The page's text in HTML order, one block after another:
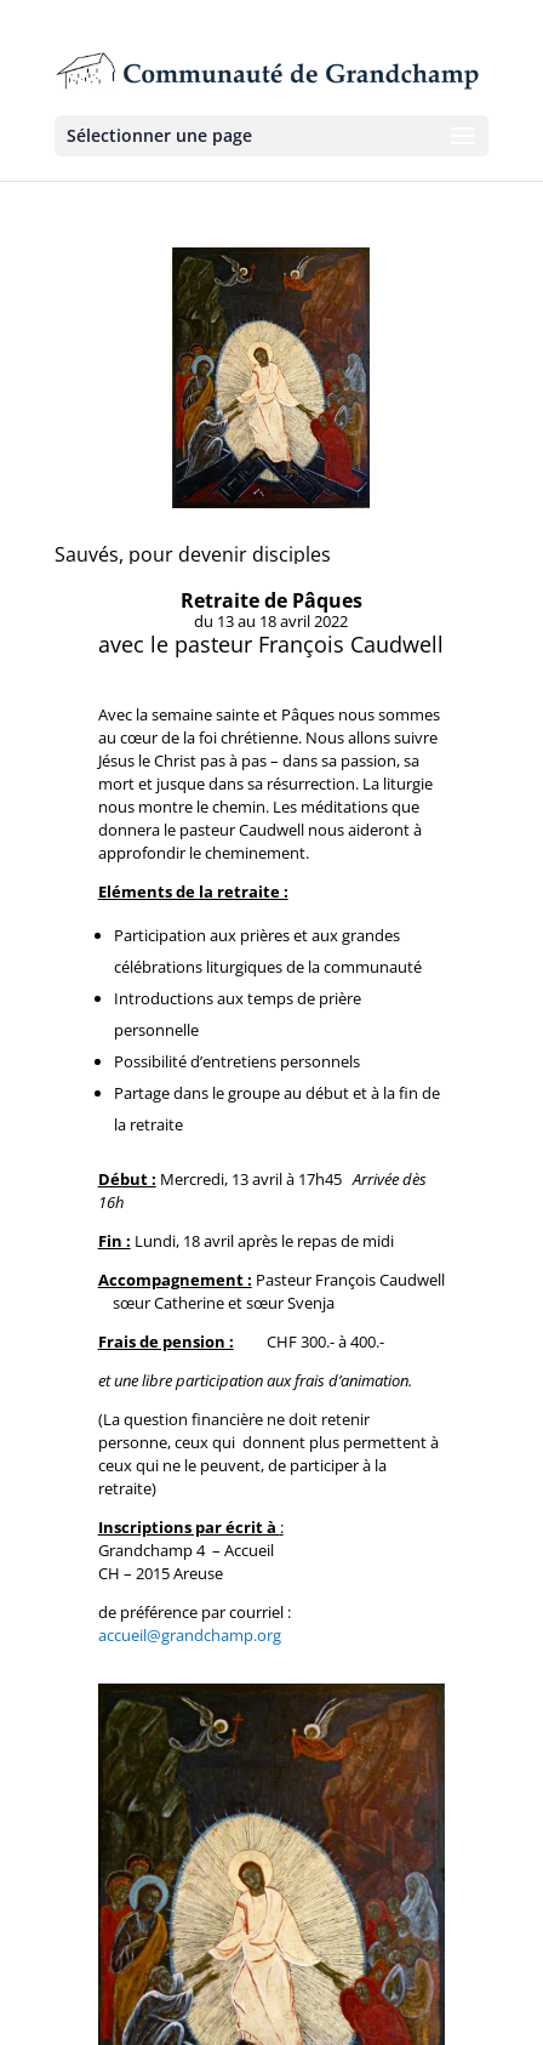
Sélectionner une page
Sauvés, pour devenir disciples
Retraite de Pâques
du 13 au 18 avril 2022
avec le pasteur François Caudwell
Avec la semaine sainte et Pâques nous sommes
au cœur de la foi chrétienne. Nous allons suivre
Jésus le Christ pas à pas – dans sa passion, sa
mort et jusque dans sa résurrection. La liturgie
nous montre le chemin. Les méditations que
donnera le pasteur Caudwell nous aideront à
approfondir le cheminement.
Eléments de la retraite :
Participation aux prières et aux grandes
célébrations liturgiques de la communauté
Introductions aux temps de prière
personnelle
Possibilité d’entretiens personnels
Partage dans le groupe au début et à la fin de
la retraite
Début : Mercredi, 13 avril à 17h45Arrivée dès
16h
Fin : Lundi, 18 avril après le repas de midi
Accompagnement : Pasteur François Caudwell
sœur Catherine et sœur Svenja
Frais de pension : CHF 300.- à 400.-
et une libre participation aux frais d’animation.
(La question financière ne doit retenir
personne, ceux qui donnent plus permettent à
ceux qui ne le peuvent, de participer à la
retraite)
Inscriptions par écrit à :
Grandchamp 4 – Accueil
CH – 2015 Areuse
de préférence par courriel :
accueil@grandchamp.org